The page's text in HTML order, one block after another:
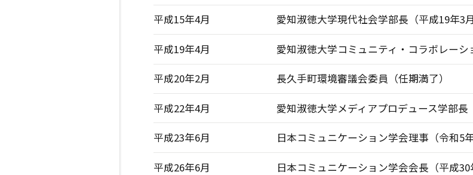
平成15年4月 愛知淑徳大学現代社会学部長（平成19年3月
平成19年4月 愛知淑徳大学コミュニティ・コラボレーシ
平成20年2月 長久手町環境審議会委員（任期満了）
平成22年4月 愛知淑徳大学メディアプロデュース学部長
平成23年6月 日本コミュニケーション学会理事（令和5年
平成26年6月 日本コミュニケーション学会会長（平成30